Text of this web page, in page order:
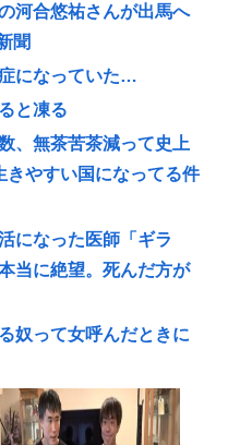
河合悠祐さんが出馬へ
聞
になっていた…
と凍る
、無茶苦茶減って史上
きやすい国になってる件
になった医師「ギラ
当に絶望。死んだ方が
奴って女呼んだときに
は『人間らしさ』」 ピ
った、核のある世界を